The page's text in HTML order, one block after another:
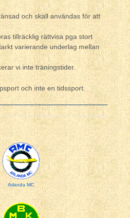
och skall användas för att
tillräcklig rättvisa pga stort
varierande underlag mellan
vi inte träningstider.
och inte en tidssport.
Arlanda MC